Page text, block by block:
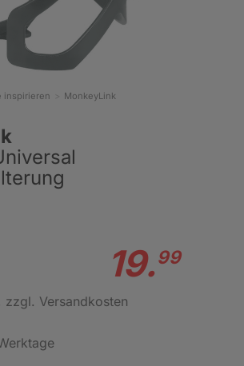
inspirieren MonkeyLink
19.99
zzgl. Versandkosten